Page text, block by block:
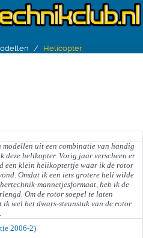
Helicopter
modellen uit een combinatie van handig
deze helikopter. Vorig jaar verscheen er
een klein helikoptertje waar ik de rotor
Omdat ik een iets grotere heli wilde
mannetjesformaat, heb ik de
Om de rotor soepel te laten
ik wel het dwars-steunstuk van de rotor
2006-2)